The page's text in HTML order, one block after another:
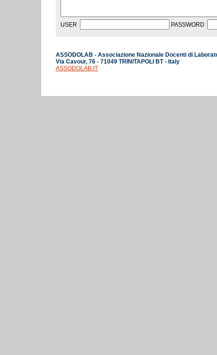
USER PASSWORD
ASSODOLAB - Associazione Nazionale Docenti di
Via Cavour, 76 - 71049 TRINITAPOLI BT - Italy
ASSODOLAB.IT